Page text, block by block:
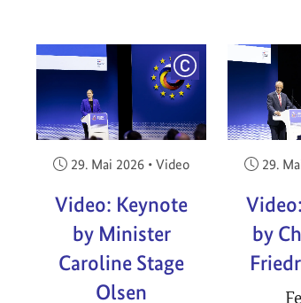
COPYRIGHT
Veröffentlicht am:
29. Mai 2026 • Video
Video: Keynote
by Minister
Caroline Stage
Olsen
29.
by